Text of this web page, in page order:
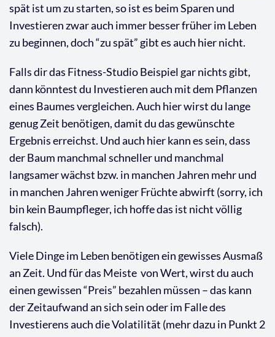
spät ist um zu starten, so ist es beim Sparen und
Investieren zwar auch immer besser früher im Leben
zu beginnen, doch “zu spät” gibt es auch hier nicht.
Falls dir das Fitness-Studio Beispiel gar nichts gibt,
dann könntest du Investieren auch mit dem Pflanzen
eines Baumes vergleichen. Auch hier wirst du lange
genug Zeit benötigen, damit du das gewünschte
Ergebnis erreichst. Und auch hier kann es sein, dass
der Baum manchmal schneller und manchmal
langsamer wächst bzw. in manchen Jahren mehr und
in manchen Jahren weniger Früchte abwirft (sorry, ich
bin kein Baumpfleger, ich hoffe das ist nicht völlig
falsch).
Viele Dinge im Leben benötigen ein gewisses Ausmaß
an Zeit. Und für das Meiste von Wert, wirst du auch
einen gewissen “Preis” bezahlen müssen – das kann
der Zeitaufwand an sich sein oder im Falle des
Investierens auch die Volatilität (mehr dazu in Punkt 2